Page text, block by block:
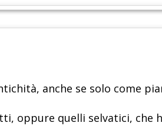
anche se solo come
oppure quelli selvatici, che